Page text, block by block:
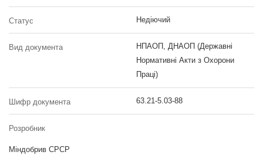
Статус Недіючий
Вид документа
НПАОП, ДНАОП (Державні
Нормативні Акти з Охорони
Праці)
Шифр документа 63.21-5.03-88
Розробник
Міндобрив СРСР